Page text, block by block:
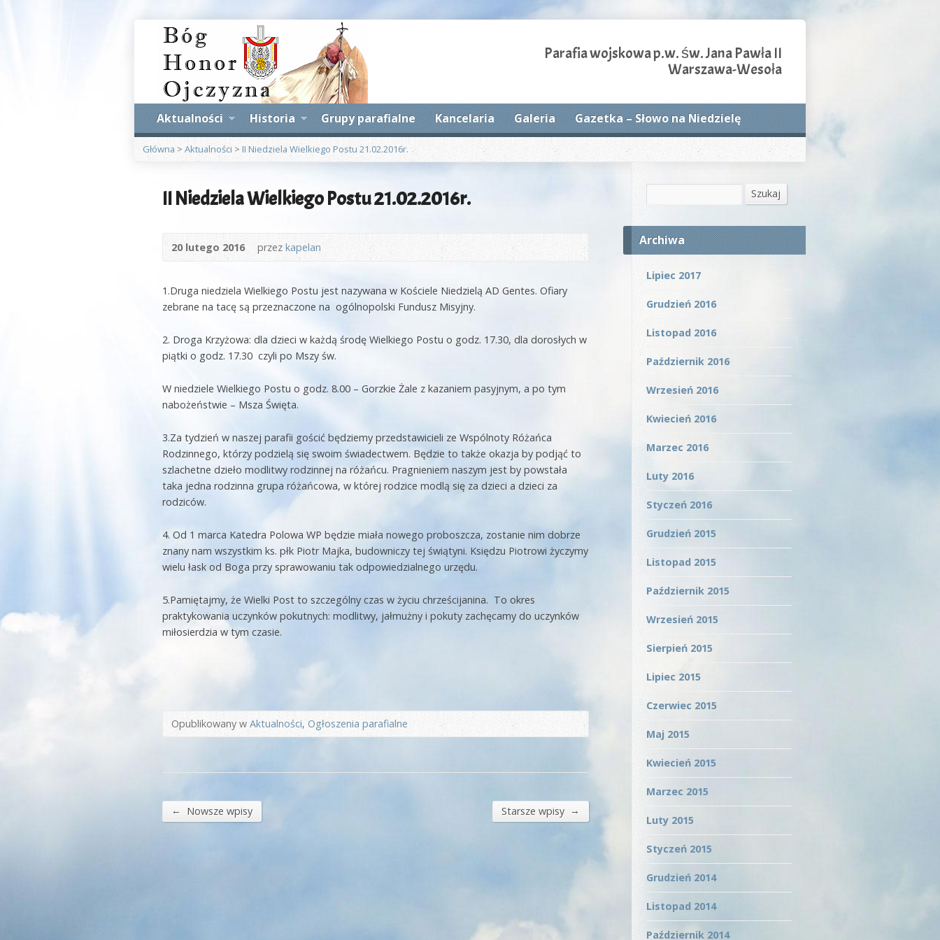
Parafia wojskowa p.w. św. Jana Pawła II
Warszawa-Wesoła
Aktualności Historia Grupy parafialne Kancelaria Galeria Gazetka – Słowo na Niedzielę
Główna > Aktualności > II Niedziela Wielkiego Postu 21.02.2016r.
II Niedziela Wielkiego Postu 21.02.2016r.
20 lutego 2016 przezkapelan
1.Druga niedziela Wielkiego Postu jest nazywana w Kościele Niedzielą AD Gentes. Ofiary
zebrane na tacę są przeznaczone na ogólnopolski Fundusz Misyjny.
2. Droga Krzyżowa: dla dzieci w każdą środę Wielkiego Postu o godz. 17.30, dla dorosłych w
piątki o godz. 17.30 czyli po Mszy św.
W niedziele Wielkiego Postu o godz. 8.00 – Gorzkie Żale z kazaniem pasyjnym, a po tym
nabożeństwie – Msza Święta.
3.Za tydzień w naszej parafii gościć będziemy przedstawicieli ze Wspólnoty Różańca
Rodzinnego, którzy podzielą się swoim świadectwem. Będzie to także okazja by podjąć to
szlachetne dzieło modlitwy rodzinnej na różańcu. Pragnieniem naszym jest by powstała
taka jedna rodzinna grupa różańcowa, w której rodzice modlą się za dzieci a dzieci za
rodziców.
4. Od 1 marca Katedra Polowa WP będzie miała nowego proboszcza, zostanie nim dobrze
znany nam wszystkim ks. płk Piotr Majka, budowniczy tej świątyni. Księdzu Piotrowi życzymy
wielu łask od Boga przy sprawowaniu tak odpowiedzialnego urzędu.
5.Pamiętajmy, że Wielki Post to szczególny czas w życiu chrześcijanina. To okres
praktykowania uczynków pokutnych: modlitwy, jałmużny i pokuty zachęcamy do uczynków
miłosierdzia w tym czasie.
Opublikowany w Aktualności,Ogłoszenia parafialne
← Nowsze wpisy Starsze wpisy →
Szukaj
Archiwa
Lipiec 2017
Grudzień 2016
Listopad 2016
Październik 2016
Wrzesień 2016
Kwiecień 2016
Marzec 2016
Luty 2016
Styczeń 2016
Grudzień 2015
Listopad 2015
Październik 2015
Wrzesień 2015
Sierpień 2015
Lipiec 2015
Czerwiec 2015
Maj 2015
Kwiecień 2015
Marzec 2015
Luty 2015
Styczeń 2015
Grudzień 2014
Listopad 2014
Październik 2014